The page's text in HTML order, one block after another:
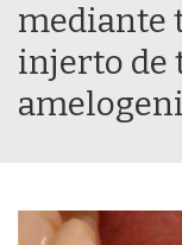
mediante
injerto de